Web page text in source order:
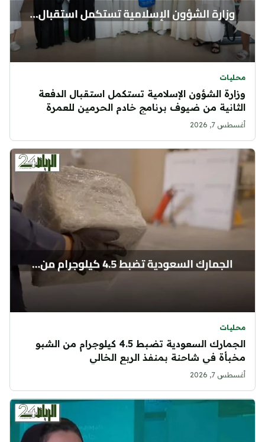
محليات
وزارة الشؤون الإسلامية تستكمل استقبال الدفعة
الثانية من ضيوف برنامج خادم الحرمين للعمرة
أغسطس 7, 2026
محليات
الجمارك السعودية تضبط 4.5 كيلوجرام من الشبو
مخبأة في شاحنة بمنفذ الربع الخالي
أغسطس 7, 2026